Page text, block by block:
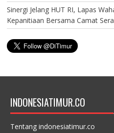
Sinergi Jelang HUT RI, Lapas
Kepanitiaan Bersama Camat
INDONESIATIMUR.CO
Tentang indonesiatimur.co